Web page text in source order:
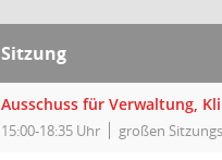
Sitzung
Ausschuss für Verwaltung,
15:00-18:35 Uhr großen